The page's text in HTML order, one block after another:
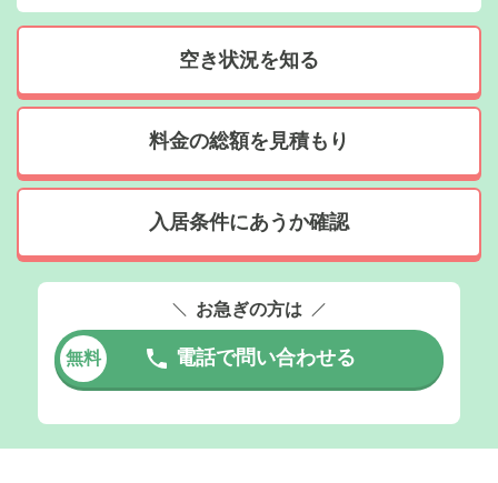
空き状況を知る
料金の総額を見積もり
入居条件にあうか確認
お急ぎの方は
無料 電話で問い合わせる